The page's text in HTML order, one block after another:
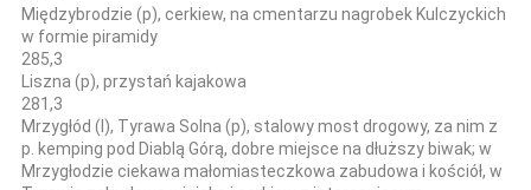
Międzybrodzie (p), cerkiew, na cmentarzu nagrobek Kulczyckich
w formie piramidy
285,3
Liszna (p), przystań kajakowa
281,3
Mrzygłód (l), Tyrawa Solna (p), stalowy most drogowy, za nim z
p. kemping pod Diablą Górą, dobre miejsce na dłuższy biwak; w
Mrzygłodzie ciekawa małomiasteczkowa zabudowa i kościół, w